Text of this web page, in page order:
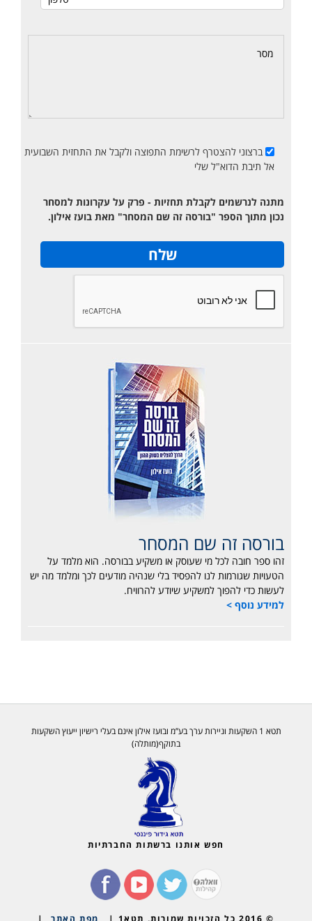
ברצוני להצטרף לרשימת התפוצה ולקבל את התחזית השבועית
אל תיבת הדוא"ל שלי
מתנה לנרשמים לקבלת תחזיות - פרק על עקרונות למסחר
נכון מתוך הספר "בורסה זה שם המסחר" מאת בועז אילון.
בורסה זה שם המסחר
זהו ספר חובה לכל מי שעוסק או משקיע בבורסה. הוא מלמד על
הטעויות שגורמות לנו להפסיד בלי שנהיה מודעים לכך ומלמד מה יש
לעשות כדי להפוך למשקיע שיודע להרוויח.
למידע נוסף >
תטא 1 השקעות וניירות ערך בע”מ ובועז אילון אינם בעלי רישיון ייעוץ השקעות
בתוקף(מותלה)
חפש אותנו ברשתות החברתיות